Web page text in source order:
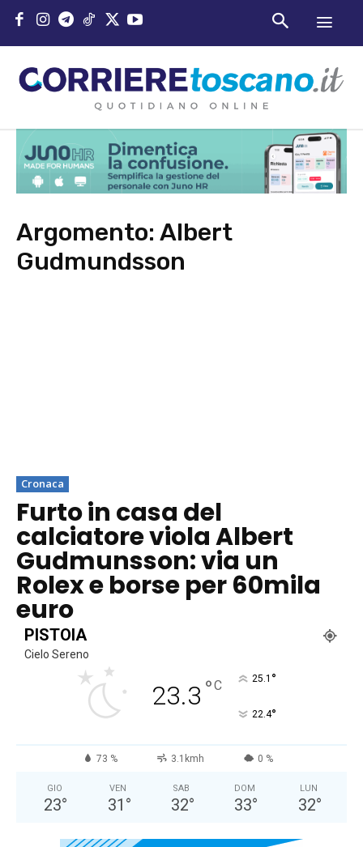
Argomento: Albert
Gudmundsson
Cronaca
Furto in casa del
calciatore viola Albert
Gudmunsson: via un
Rolex e borse per 60mila
euro
PISTOIA
Cielo Sereno
23.3 °C 25.1 °
22.4°
73 % 3.1kmh 0 %
GIO
23°
VEN
31 °
SAB
32°
DOM
33°
LUN
32°